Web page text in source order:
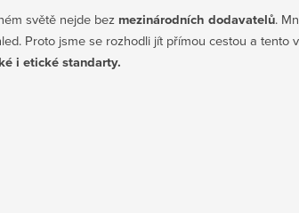
světě nejde bez mezinárodních dodavatelů.
Proto jsme se rozhodli jít přímou cestou a tento
i etické standarty.